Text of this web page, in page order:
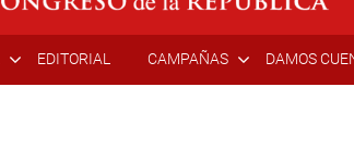
EDITORIAL CAMPAÑAS DAMOS